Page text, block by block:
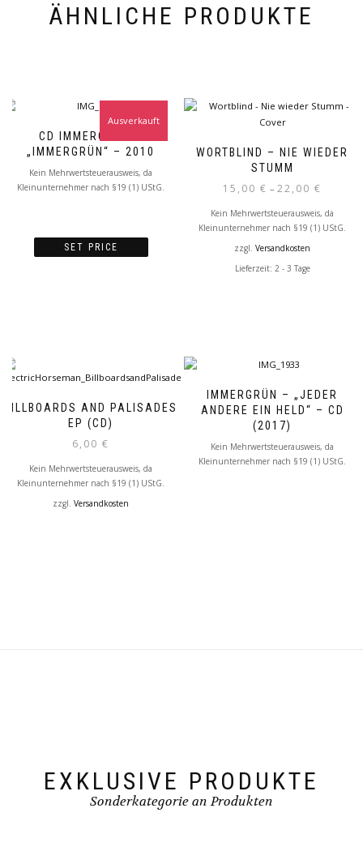
ÄHNLICHE PRODUKTE
CD IMMERGRÜN –
„IMMERGRÜN“ – 2010
Ausverkauft
Kein Mehrwertsteuerausweis, da
Kleinunternehmer nach §19 (1) UStG.
SET PRICE
WORTBLIND – NIE WIEDER
STUMM
15,00 € – 22,00 €
Kein Mehrwertsteuerausweis, da
Kleinunternehmer nach §19 (1) UStG.
zzgl. Versandkosten
Lieferzeit: 2 - 3 Tage
BILLBOARDS AND PALISADES
EP (CD)
6,00 €
Kein Mehrwertsteuerausweis, da
Kleinunternehmer nach §19 (1) UStG.
zzgl. Versandkosten
IMMERGRÜN – „JEDER
ANDERE EIN HELD“ – CD
(2017)
Kein Mehrwertsteuerausweis, da
Kleinunternehmer nach §19 (1) UStG.
EXKLUSIVE PRODUKTE
Sonderkategorie an Produkten